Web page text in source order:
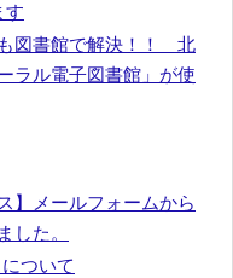
す
図書館で解決！！ 北
ラル電子図書館」が使
】メールフォームから
した。
ついて